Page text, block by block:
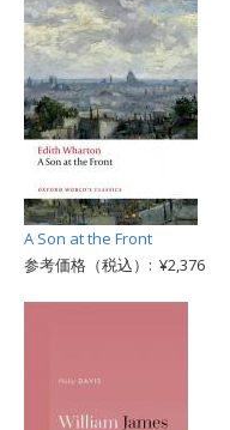
A Son at the Front
参考価格（税込）: ¥2,376